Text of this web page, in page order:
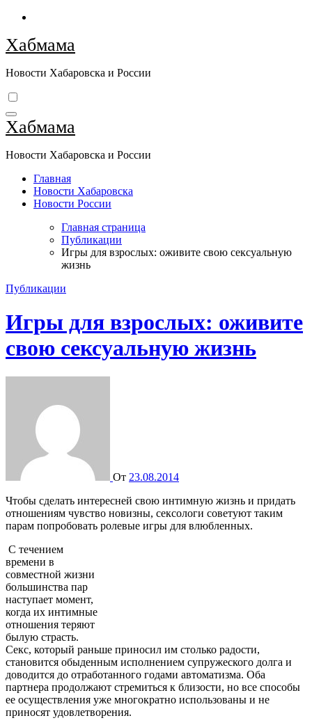
Перейти
содержимому
Хабмама
Новости Хабаровска и России
Хабмама
Новости Хабаровска и России
Главная
Новости Хабаровска
Новости России
Главная страница
Публикации
Игры для взрослых: оживите свою сексуальную
жизнь
Публикации
Игры для взрослых: оживите
свою сексуальную жизнь
От 23.08.2014
Чтобы сделать интересней свою интимную жизнь и придать
отношениям чувство новизны, сексологи советуют таким
парам попробовать ролевые игры для влюбленных.
С течением
времени в
совместной жизни
большинства пар
наступает момент,
когда их интимные
отношения теряют
былую страсть.
Секс, который раньше приносил им столько радости,
становится обыденным исполнением супружеского долга и
доводится до отработанного годами автоматизма. Оба
партнера продолжают стремиться к близости, но все способы
ее осуществления уже многократно использованы и не
приносят удовлетворения.